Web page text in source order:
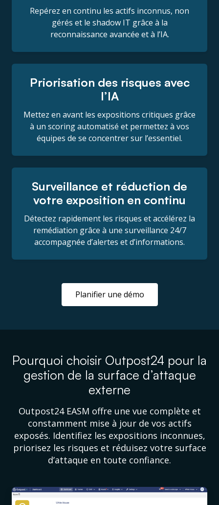
Repérez en continu les actifs inconnus, non
gérés et le shadow IT grâce à la
reconnaissance avancée et à l’IA.
Priorisation des risques avec
l’IA
Mettez en avant les expositions critiques grâce
à un scoring automatisé et permettez à vos
équipes de se concentrer sur l’essentiel.
Surveillance et réduction de
votre exposition en continu
Détectez rapidement les risques et accélérez la
remédiation grâce à une surveillance 24/7
accompagnée d’alertes et d’informations.
Planifier une démo
Pourquoi choisir Outpost24 pour la
gestion de la surface d’attaque
externe
Outpost24 EASM offre une vue complète et
constamment mise à jour de vos actifs
exposés. Identifiez les expositions inconnues,
priorisez les risques et réduisez votre surface
d’attaque en toute confiance.